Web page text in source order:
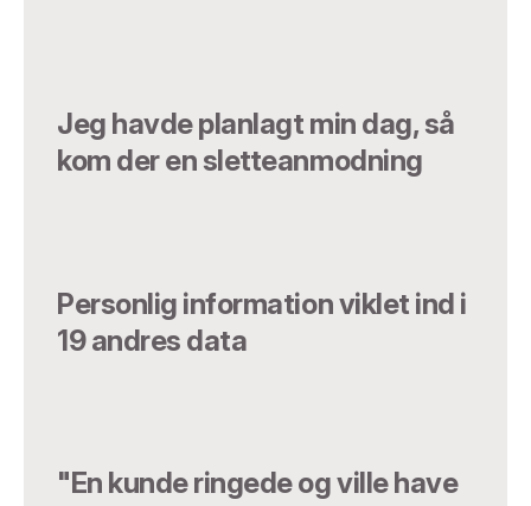
Jeg havde planlagt min dag, så
kom der en sletteanmodning
Personlig information viklet ind i
19 andres data
"En kunde ringede og ville have